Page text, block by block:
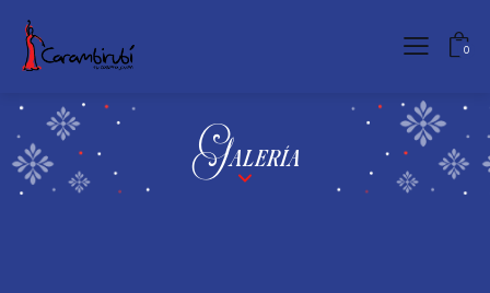
0
Galería